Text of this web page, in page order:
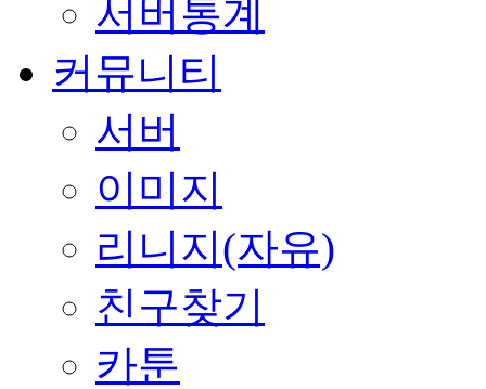
서버통계
커뮤니티
서버
이미지
리니지(자유)
친구찾기
카툰